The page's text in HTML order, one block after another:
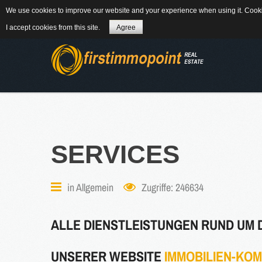
84184 Tiefenbach - Am Winkl 6 MAIL
NEWS
SERVICES
inAllgemein Zugriffe: 246634
ALLE DIENSTLEISTUNGEN RUND
UNSERER WEBSITEIMMOBILIEN-
We use cookies to improve our website and your experience when using it.
I accept cookies from this site. Agree